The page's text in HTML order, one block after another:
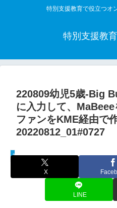
特別支援教育で役立つオ
特別支援教
220809幼児5歳-Big
に入力して、
ファンをKME経由で
20220812_01#0727
教材活用動画
X
LINE